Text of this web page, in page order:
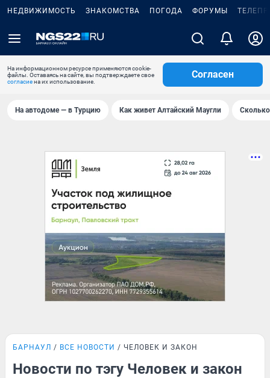
НЕДВИЖИМОСТЬ ЗНАКОМСТВА ПОГОДА ФОРУМЫ
На информационном ресурсе применяются cookie-
файлы. Оставаясь на сайте, вы подтверждаете свое
согласиена их использование.
Согласен
На автодоме — в Турцию Как живет Алтайский Маугли
БАРНАУЛ ВСЕ НОВОСТИ ЧЕЛОВЕК И ЗАКОН
Новости по тэгу Человек и закон